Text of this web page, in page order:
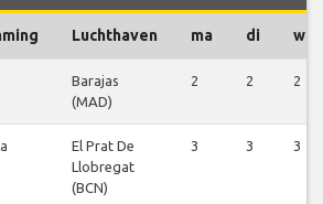
Luchthaven ma di wo
Barajas
(MAD)
2 2 2
El Prat De
Llobregat
(BCN)
3 3 3